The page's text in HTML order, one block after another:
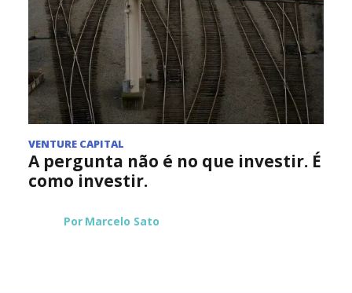
VENTURE CAPITAL
A pergunta não é no que investir. É
como investir.
Por Marcelo Sato